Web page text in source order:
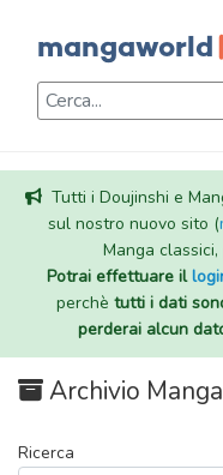
Tutti i Doujinshi e
sul nostro nuovo sito (
Manga
Potrai effettuare il
perchè tutti i dati
perderai alcun
Archivio Manga
Ricerca